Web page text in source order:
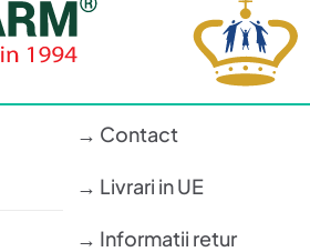
→ Contact
→ Livrari in UE
→ Informatii retur